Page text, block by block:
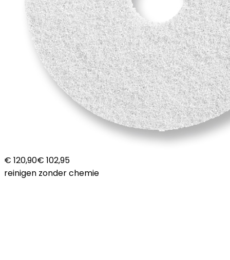
€ 120,90€ 102,95
reinigen zonder chemie